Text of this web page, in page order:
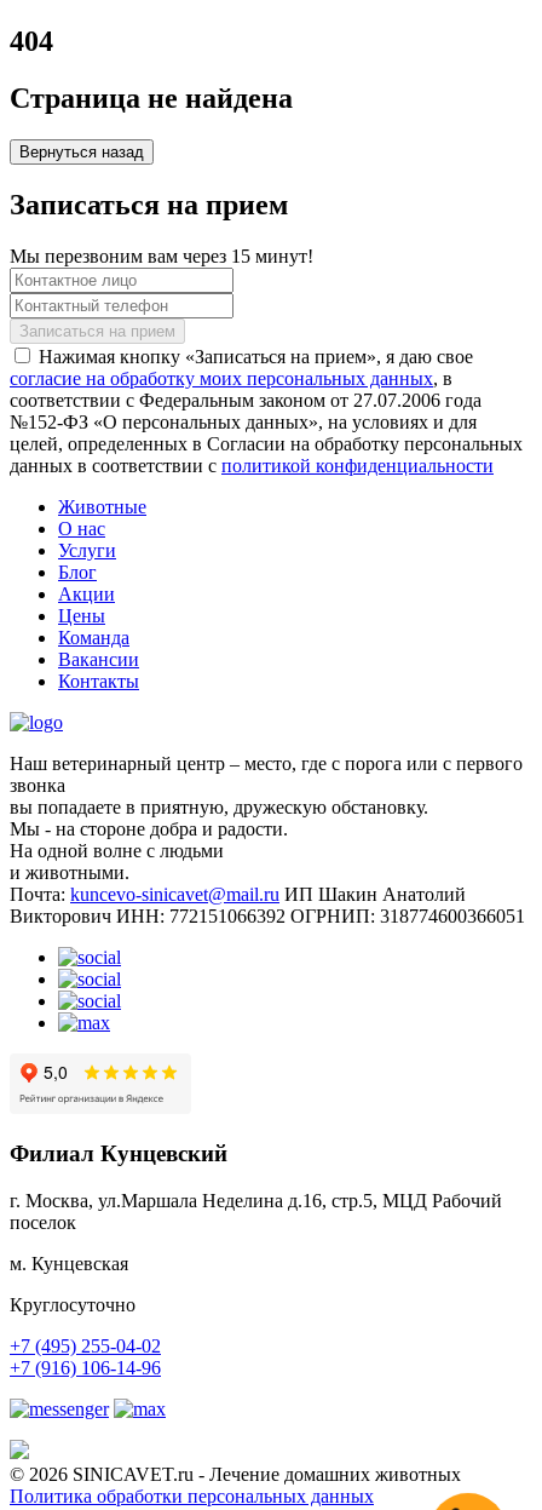
404
Страница не найдена
Вернуться назад
Записаться на прием
Мы перезвоним вам через 15 минут!
Нажимая кнопку «Записаться на прием», я даю свое
согласие на обработку моих персональных данных, в
соответствии с Федеральным законом от 27.07.2006 года
№152-ФЗ «О персональных данных», на условиях и для
целей, определенных в Согласии на обработку персональных
данных в соответствии с политикой конфиденциальности
Животные
О нас
Услуги
Блог
Акции
Цены
Команда
Вакансии
Контакты
Наш ветеринарный центр – место, где с порога или с первого
звонка
вы попадаете в приятную, дружескую обстановку.
Мы - на стороне добра и радости.
На одной волне с людьми
и животными.
Почта: kuncevo-sinicavet@mail.ru ИП Шакин Анатолий
Викторович ИНН: 772151066392 ОГРНИП: 318774600366051
Филиал Кунцевский
г. Москва, ул.Маршала Неделина д.16, стр.5, МЦД Рабочий
поселок
м. Кунцевская
Круглосуточно
+7 (495) 255-04-02
+7 (916) 106-14-96
© 2026 SINICAVET.ru - Лечение домашних животных
Политика обработки персональных данных